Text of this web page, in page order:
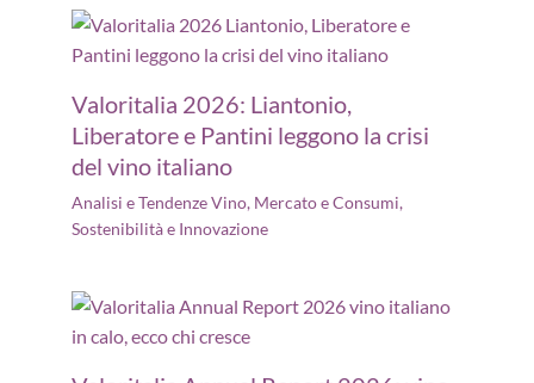
Valoritalia 2026: Liantonio,
Liberatore e Pantini leggono la crisi
del vino italiano
Analisi e Tendenze Vino, Mercato e Consumi,
Sostenibilità e Innovazione